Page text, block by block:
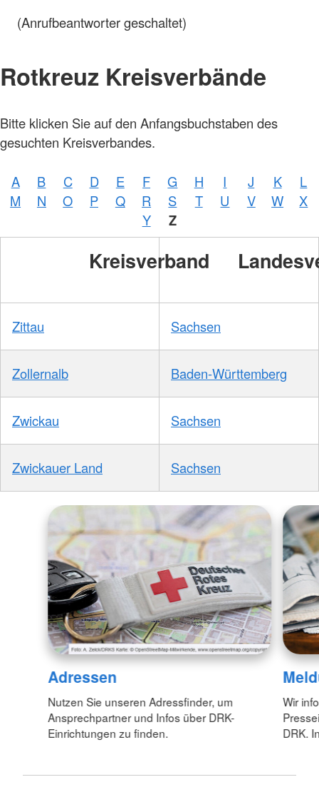
(Anrufbeantworter geschaltet)
Rotkreuz Kreisverbände
Bitte klicken Sie auf den Anfangsbuchstaben des
gesuchten Kreisverbandes.
A B C D E F G H I J K
L
M
N O P Q R S T U V W
X
Y
Z
Kreisverband
Zittau Sachsen
Zollernalb Baden-Württemberg
Zwickau Sachsen
Zwickauer Land Sachsen
Adressen
Nutzen Sie unseren Adressfinder, um
Ansprechpartner und Infos über DRK-
Einrichtungen zu finden.
Wir
DRK.